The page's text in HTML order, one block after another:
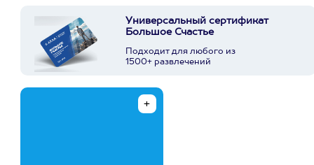
Универсальный сертификат
Большое Счастье
Подходит для любого из
1500+ развлечений